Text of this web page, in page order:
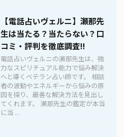
【電話占いヴェルニ】瀬那先
生は当たる？当たらない？口
コミ・評判を徹底調査!!
電話占いヴェルニの瀬那先生は、強
力なスピリチュアル能力で悩み解決
へと導くベテラン占い師です。 相談
者の波動やエネルギーから悩みの原
因を探り、最善な解決方法を見出し
てくれます。 瀬那先生の鑑定が本当
に当 ...